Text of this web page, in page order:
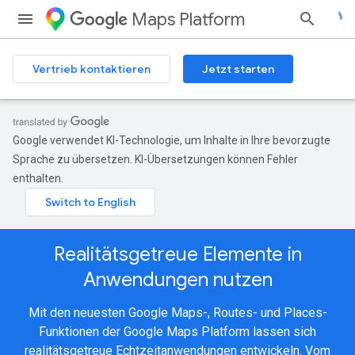
Maps Platform
Vertrieb kontaktieren Jetzt starten
Google verwendet KI-Technologie, um Inhalte in Ihre bevorzugte
Sprache zu übersetzen. KI-Übersetzungen können Fehler
enthalten.
Realitätsgetreue Elemente in
Anwendungen nutzen
Mit den neuesten Google Maps-, Routes- und Places-
Funktionen der Google Maps Platform lassen sich
realitätsgetreue Echtzeitanwendungen entwickeln. Vom